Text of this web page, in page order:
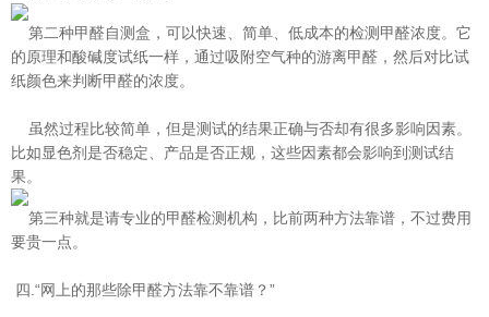
第二种甲醛自测盒，可以快速、简单、低成本的检测甲醛浓度。它
的原理和酸碱度试纸一样，通过吸附空气种的游离甲醛，然后对比试
纸颜色来判断甲醛的浓度。
虽然过程比较简单，但是测试的结果正确与否却有很多影响因素。
比如显色剂是否稳定、产品是否正规，这些因素都会影响到测试结
果。
第三种就是请专业的甲醛检测机构，比前两种方法靠谱，不过费用
要贵一点。
四.“网上的那些除甲醛方法靠不靠谱？”